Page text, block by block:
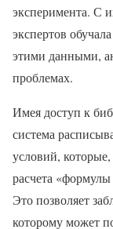
эксперимента. С
экспертов
этими данными,
проблемах.
Имея доступ к
система
условий,
расчета
Это позволяет
которому может